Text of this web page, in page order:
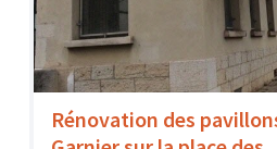
Rénovation des